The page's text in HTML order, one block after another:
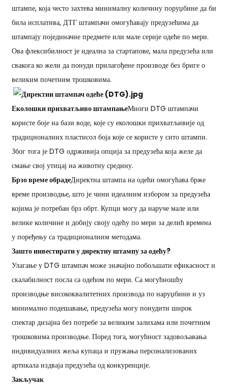
штампе, која често захтева минималну количину поруџбине да би
била исплатива, ДТГ штампачи омогућавају предузећима да
штампају појединачне предмете или мале серије одеће по мери.
Ова флексибилност је идеална за стартапове, мала предузећа или
свакога ко жели да понуди прилагођене производе без бриге о
великим почетним трошковима.
Еколошки прихватљиво штампањеМноги DTG штампачи
користе боје на бази воде, које су еколошки прихватљивије од
традиционалних пластисол боја које се користе у сито штампи.
Због тога је DTG одрживија опција за предузећа која желе да
смање свој утицај на животну средину.
Брзо време обрадеДиректна штампа на одећи омогућава брже
време производње, што је чини идеалним избором за предузећа
којима је потребан брз обрт. Купци могу да наруче мале или
велике количине и добију своју одећу по мери за делић времена
у поређењу са традиционалним методама.
Зашто инвестирати у директну штампу за одећу?
Улагање у DTG штампач може значајно побољшати ефикасност и
скалабилност посла са одећом по мери. Са могућношћу
производње висококвалитетних производа по наруџбини и уз
минимално подешавање, предузећа могу понудити широк
спектар дизајна без потребе за великим залихама или почетним
трошковима производње. Поред тога, могућност задовољавања
индивидуалних жеља купаца и пружања персонализованих
артикала издваја предузећа од конкуренције.
Закључак